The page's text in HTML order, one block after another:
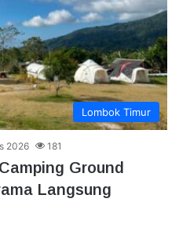
Lombok Timur
2026 181
Ground
Langsung